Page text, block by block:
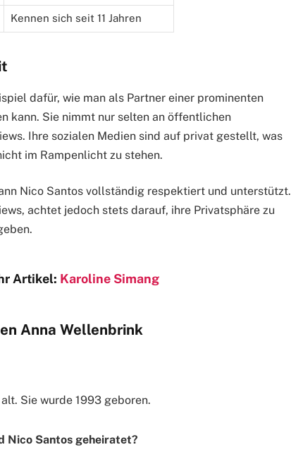
Kennen sich seit 11 Jahren
dafür, wie man als Partner einer prominenten
kann. Sie nimmt nur selten an öffentlichen
Ihre sozialen Medien sind auf privat gestellt, was
im Rampenlicht zu stehen.
Nico Santos vollständig respektiert und unterstützt.
achtet jedoch stets darauf, ihre Privatsphäre zu
Artikel: Karoline Simang
Anna Wellenbrink
Sie wurde 1993 geboren.
Nico Santos geheiratet?